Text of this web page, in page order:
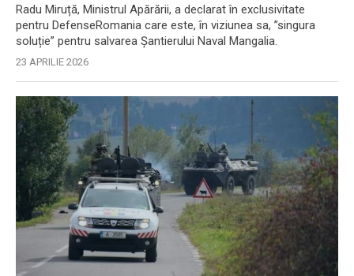
Radu Miruță, Ministrul Apărării, a declarat în exclusivitate
pentru DefenseRomania care este, în viziunea sa, ”singura
soluție” pentru salvarea Șantierului Naval Mangalia.
23 APRILIE 2026